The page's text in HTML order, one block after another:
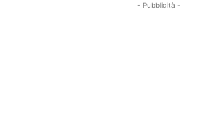
- Pubblicità -